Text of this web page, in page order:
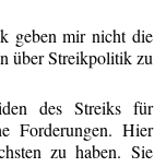
geben mir nicht die
über Streikpolitik zu
des Streiks für
Forderungen. Hier
zu haben. Sie